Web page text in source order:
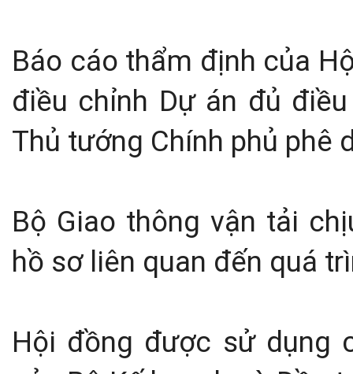
Báo cáo thẩm định của
điều chỉnh Dự án đủ
Thủ tướng Chính phủ phê
Bộ Giao thông vận tải
hồ sơ liên quan đến quá
Hội đồng được sử dụng